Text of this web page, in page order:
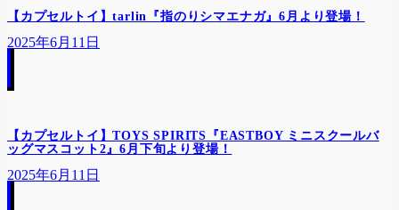
【カプセルトイ】tarlin『指のりシマエナガ』6月より登場！
2025年6月11日
【カプセルトイ】TOYS SPIRITS『EASTBOY ミニスクールバ
ッグマスコット2』6月下旬より登場！
2025年6月11日